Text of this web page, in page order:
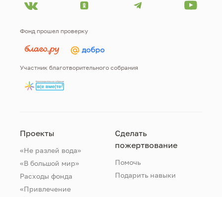
Фонд прошел проверку
Участник благотворительного собрания
Проекты
«Не разлей вода»
«В большой мир»
Расходы фонда
«Привлечение
Сделать
пожертвование
Помочь
Подарить навыки